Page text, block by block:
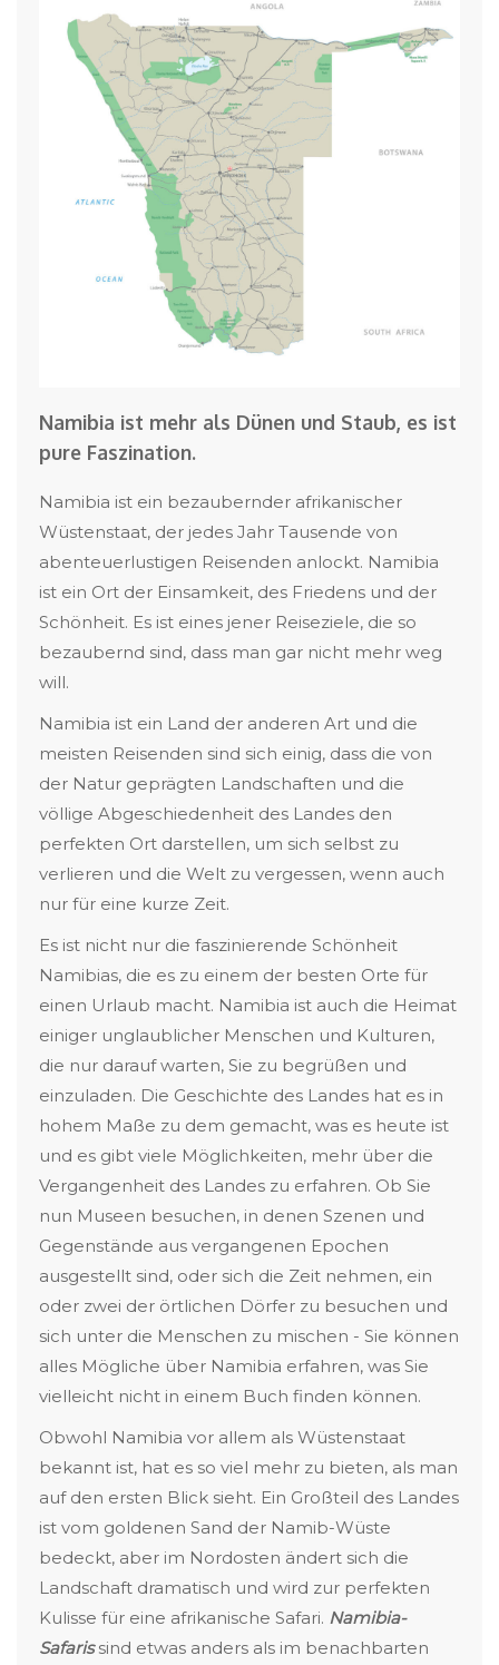
Namibia ist mehr als Dünen und Staub, es ist
pure Faszination.
Namibia ist ein bezaubernder afrikanischer
Wüstenstaat, der jedes Jahr Tausende von
abenteuerlustigen Reisenden anlockt. Namibia
ist ein Ort der Einsamkeit, des Friedens und der
Schönheit. Es ist eines jener Reiseziele, die so
bezaubernd sind, dass man gar nicht mehr weg
will.
Namibia ist ein Land der anderen Art und die
meisten Reisenden sind sich einig, dass die von
der Natur geprägten Landschaften und die
völlige Abgeschiedenheit des Landes den
perfekten Ort darstellen, um sich selbst zu
verlieren und die Welt zu vergessen, wenn auch
nur für eine kurze Zeit.
Es ist nicht nur die faszinierende Schönheit
Namibias, die es zu einem der besten Orte für
einen Urlaub macht. Namibia ist auch die Heimat
einiger unglaublicher Menschen und Kulturen,
die nur darauf warten, Sie zu begrüßen und
einzuladen. Die Geschichte des Landes hat es in
hohem Maße zu dem gemacht, was es heute ist
und es gibt viele Möglichkeiten, mehr über die
Vergangenheit des Landes zu erfahren. Ob Sie
nun Museen besuchen, in denen Szenen und
Gegenstände aus vergangenen Epochen
ausgestellt sind, oder sich die Zeit nehmen, ein
oder zwei der örtlichen Dörfer zu besuchen und
sich unter die Menschen zu mischen - Sie können
alles Mögliche über Namibia erfahren, was Sie
vielleicht nicht in einem Buch finden können.
Obwohl Namibia vor allem als Wüstenstaat
bekannt ist, hat es so viel mehr zu bieten, als man
auf den ersten Blick sieht. Ein Großteil des Landes
ist vom goldenen Sand der Namib-Wüste
bedeckt, aber im Nordosten ändert sich die
Landschaft dramatisch und wird zur perfekten
Kulisse für eine afrikanische Safari. Namibia-
Safarissind etwas anders als im benachbarten